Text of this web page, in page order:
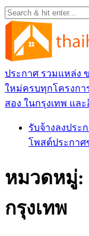
ประกาศ รวมแหล่ง
ใหม่ครบทุกโครงกา
สอง ในกรุงเทพ แล
รับจ้างลงประ
โพสต์ประกา
หมวดหมู่:
กรุงเทพ